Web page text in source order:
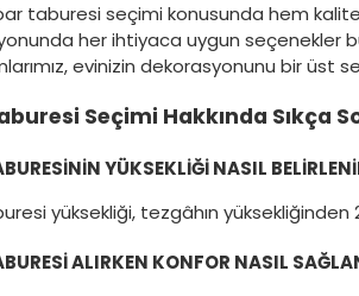
taburesi seçimi konusunda hem
her ihtiyaca uygun seçenekler
evinizin dekorasyonunu bir üst
Seçimi Hakkında Sıkça
YÜKSEKLIĞI NASIL
yüksekliği, tezgâhın
ALIRKEN KONFOR NASIL